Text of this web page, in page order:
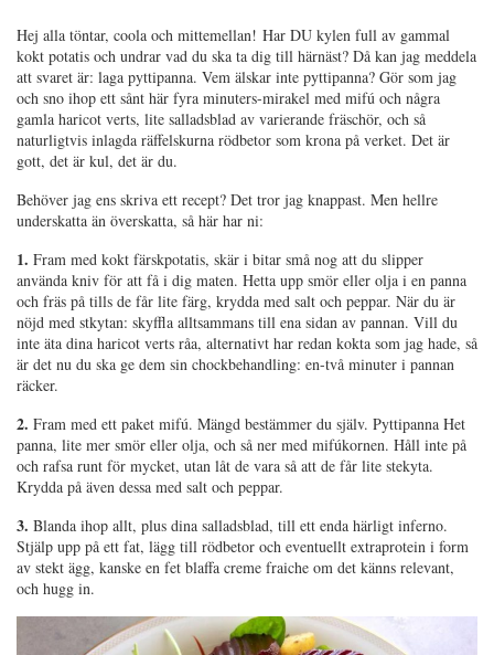
Hej alla töntar, coola och mittemellan! Har DU kylen full av gammal
kokt potatis och undrar vad du ska ta dig till härnäst? Då kan jag meddela
att svaret är: laga pyttipanna. Vem älskar inte pyttipanna? Gör som jag
och sno ihop ett sånt här fyra minuters-mirakel med mifú och några
gamla haricot verts, lite salladsblad av varierande fräschör, och så
naturligtvis inlagda räffelskurna rödbetor som krona på verket. Det är
gott, det är kul, det är du.
Behöver jag ens skriva ett recept? Det tror jag knappast. Men hellre
underskatta än överskatta, så här har ni:
1. Fram med kokt färskpotatis, skär i bitar små nog att du slipper
använda kniv för att få i dig maten. Hetta upp smör eller olja i en panna
och fräs på tills de får lite färg, krydda med salt och peppar. När du är
nöjd med stkytan: skyffla alltsammans till ena sidan av pannan. Vill du
inte äta dina haricot verts råa, alternativt har redan kokta som jag hade, så
är det nu du ska ge dem sin chockbehandling: en-två minuter i pannan
räcker.
2. Fram med ett paket mifú. Mängd bestämmer du själv. Pyttipanna Het
panna, lite mer smör eller olja, och så ner med mifúkornen. Håll inte på
och rafsa runt för mycket, utan låt de vara så att de får lite stekyta.
Krydda på även dessa med salt och peppar.
3. Blanda ihop allt, plus dina salladsblad, till ett enda härligt inferno.
Stjälp upp på ett fat, lägg till rödbetor och eventuellt extraprotein i form
av stekt ägg, kanske en fet blaffa creme fraiche om det känns relevant,
och hugg in.